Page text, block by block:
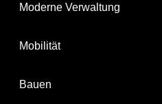
Moderne Verwaltung
Mobilität
Bauen